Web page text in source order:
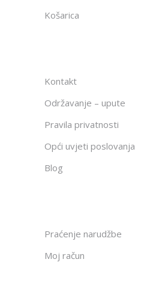
Košarica
Kontakt
Održavanje – upute
Pravila privatnosti
Opći uvjeti poslovanja
Blog
Praćenje narudžbe
Moj račun